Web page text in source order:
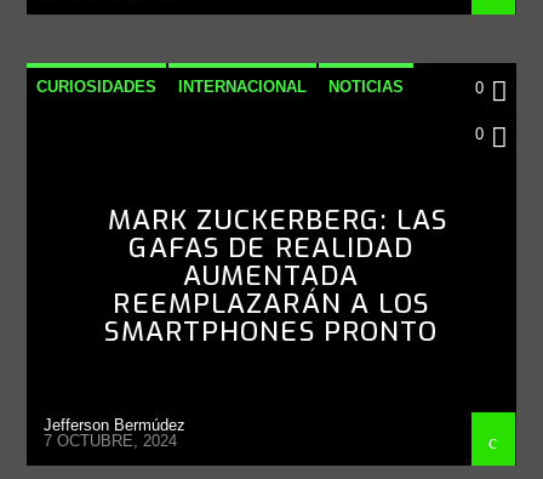
CURIOSIDADES INTERNACIONAL NOTICIAS 0
0
MARK ZUCKERBERG: LAS
GAFAS DE REALIDAD
AUMENTADA
REEMPLAZARÁN A LOS
SMARTPHONES PRONTO
Jefferson Bermúdez
7 OCTUBRE, 2024